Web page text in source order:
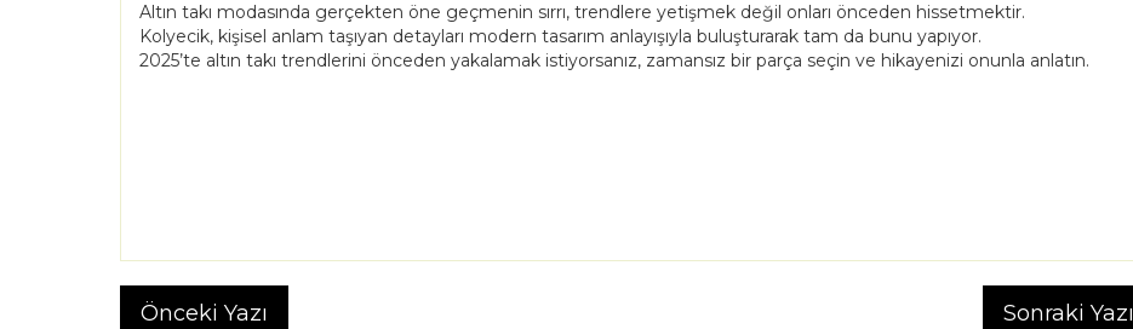
Altın takı modasında gerçekten öne geçmenin sırrı, trendlere yetişmek değil onları önceden hissetmektir.
Kolyecik, kişisel anlam taşıyan detayları modern tasarım anlayışıyla buluşturarak tam da bunu yapıyor.
2025’te altın takı trendlerini önceden yakalamak istiyorsanız, zamansız bir parça seçin ve hikayenizi onunla anlatın.
Önceki Yazı Sonraki Yazı